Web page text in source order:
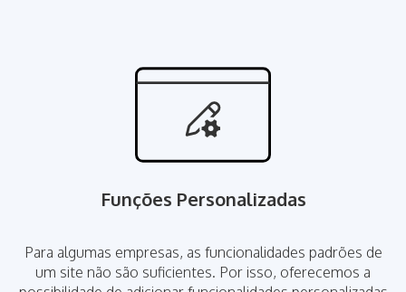
Funções Personalizadas
Para algumas empresas, as funcionalidades padrões de
um site não são suficientes. Por isso, oferecemos a